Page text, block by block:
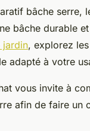
bâche serre,
bâche durable
jardin, explorez
adapté à votre
vous invite à
afin de faire un